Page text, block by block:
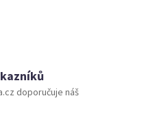
doporučuje náš